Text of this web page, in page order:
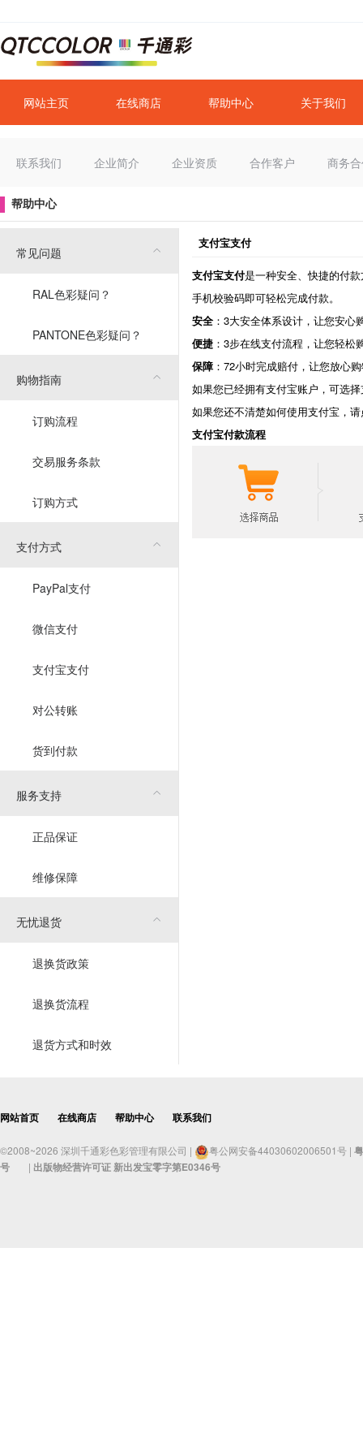
网站主页 在线商店 帮助中心 关于我们
联系我们 企业简介 企业资质 合作客户 商务
帮助中心
常见问题
RAL色彩疑问？
PANTONE色彩疑问？
购物指南
订购流程
交易服务条款
订购方式
支付方式
PayPal支付
微信支付
支付宝支付
对公转账
货到付款
服务支持
正品保证
维修保障
无忧退货
退换货政策
退换货流程
退货方式和时效
支付宝支付
支付宝支付是一种安全、快捷的付
手机校验码即可轻松完成付款。
安全 ：3大安全体系设计，让您安心
便捷 ：3步在线支付流程，让您轻松
保障 ：72小时完成赔付，让您放心
如果您已经拥有支付宝账户，可选
如果您还不清楚如何使用支付宝，
支付宝付款流程
网站首页 在线商店 帮助中心 联系我们
©2008~2026 深圳千通彩色彩管理有限公司 | 粤公网安备44030602006501号 |
号
| 出版物经营许可证 新出发宝零字第E0346号